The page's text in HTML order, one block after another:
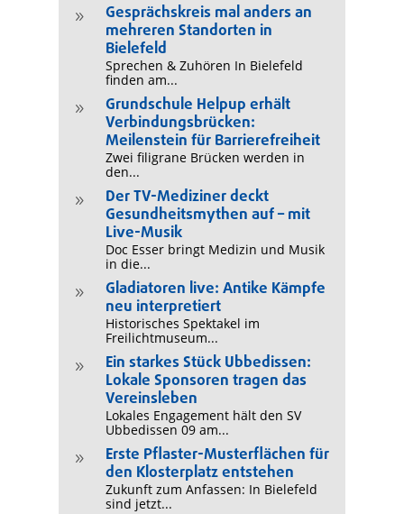
9
Gesprächskreis mal anders an
mehreren Standorten in
Bielefeld
Sprechen & Zuhören In Bielefeld
finden am...
9
Grundschule Helpup erhält
Verbindungsbrücken:
Meilenstein für Barrierefreiheit
Zwei filigrane Brücken werden in
den...
9
Der TV-Mediziner deckt
Gesundheitsmythen auf – mit
Live-Musik
Doc Esser bringt Medizin und Musik
in die...
9
Gladiatoren live: Antike Kämpfe
neu interpretiert
Historisches Spektakel im
Freilichtmuseum...
9
Ein starkes Stück Ubbedissen:
Lokale Sponsoren tragen das
Vereinsleben
Lokales Engagement hält den SV
Ubbedissen 09 am...
9
Erste Pflaster-Musterflächen für
den Klosterplatz entstehen
Zukunft zum Anfassen: In Bielefeld
sind jetzt...